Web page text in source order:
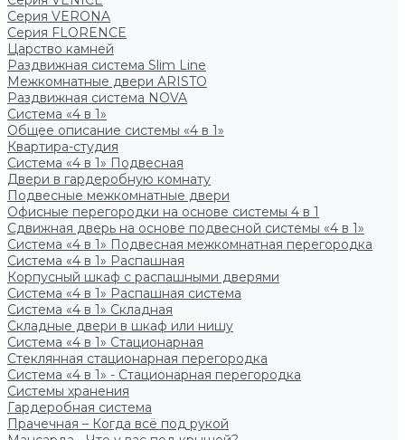
Серия VERONA
Серия FLORENCE
Царство камней
Раздвижная система Slim Line
Межкомнатные двери ARISTO
Раздвижная система NOVA
Система «4 в 1»
Общее описание системы «4 в 1»
Квартира-студия
Система «4 в 1» Подвесная
Двери в гардеробную комнату
Подвесные межкомнатные двери
Офисные перегородки на основе системы 4 в 1
Сдвижная дверь на основе подвесной системы «4 в 1»
Система «4 в 1» Подвесная межкомнатная перегородка
Система «4 в 1» Распашная
Корпусный шкаф с распашными дверями
Система «4 в 1» Распашная система
Система «4 в 1» Складная
Складные двери в шкаф или нишу
Система «4 в 1» Стационарная
Стеклянная стационарная перегородка
Система «4 в 1» - Стационарная перегородка
Системы хранения
Гардеробная система
Прачечная – Когда всё под рукой